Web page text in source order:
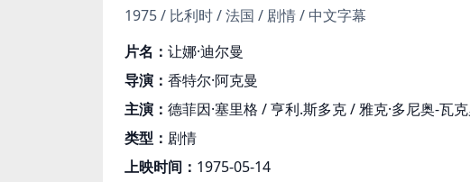
1975 / 比利时 / 法国 / 剧情 / 中文字幕
片名： 让娜·迪尔曼
导演： 香特尔·阿克曼
主演： 德菲因·塞里格 / 亨利.斯多克 / 雅克·多尼奥-瓦
类型： 剧情
上映时间： 1975-05-14